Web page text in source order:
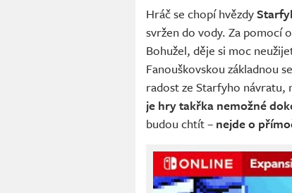
Hráč se chopí hvězdy
svržen do vody. Za pomocí
Bohužel, děje si moc
Fanouškovskou základnou
radost ze Starfyho návratu,
je hry takřka nemožné
budou chtít – nejde o